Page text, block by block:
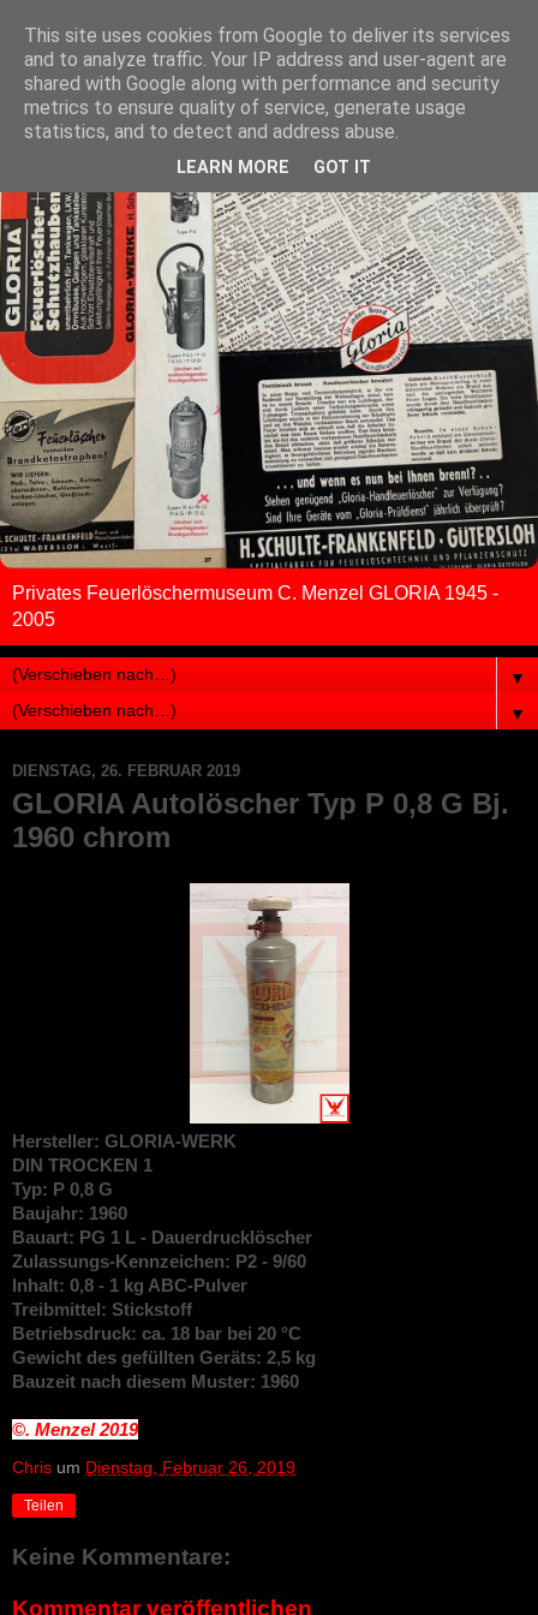
Privates Feuerlöschermuseum C. Menzel GLORIA 1945 -
2005
▼
▼
DIENSTAG, 26. FEBRUAR 2019
GLORIA Autolöscher Typ P 0,8 G Bj.
1960 chrom
Hersteller: GLORIA-WERK
DIN TROCKEN 1
Typ: P 0,8 G
Baujahr: 1960
Bauart: PG 1 L - Dauerdrucklöscher
Zulassungs-Kennzeichen: P2 - 9/60
Inhalt: 0,8 - 1 kg ABC-Pulver
Treibmittel: Stickstoff
Betriebsdruck: ca. 18 bar bei 20 °C
Gewicht des gefüllten Geräts: 2,5 kg
Bauzeit nach diesem Muster: 1960
©. Menzel2019
Chris um Dienstag, Februar 26, 2019
Teilen
Keine Kommentare:
Kommentar veröffentlichen
This site uses cookies from Google to deliver its services
and to analyze traffic. Your IP address and user-agent are
shared with Google along with performance and security
metrics to ensure quality of service, generate usage
statistics, and to detect and address abuse.
LEARN MORE GOT IT